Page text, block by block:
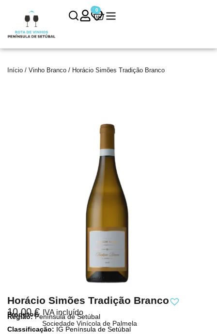
00
Início / Vinho Branco / Horácio Simões Tradição Branco
Horácio Simões Tradição Branco
10,00€ IVA incluído
Sociedade Vinícola de Palmela
Produtor:
Região:Península de Setúbal
Classificação: IG Península de Setúbal